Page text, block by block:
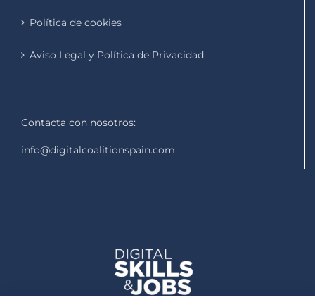
Política de cookies
Aviso Legal y Política de Privacidad
Contacta con nosotros:
info@digitalcoalitionspain.com